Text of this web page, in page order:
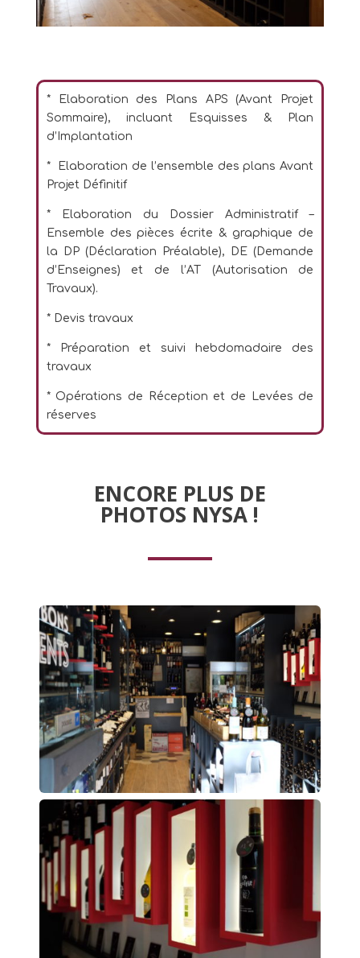
* Elaboration des Plans APS (Avant Projet
Sommaire), incluant Esquisses & Plan
d’Implantation
* Elaboration de l’ensemble des plans Avant
Projet Définitif
* Elaboration du Dossier Administratif –
Ensemble des pièces écrite & graphique de
la DP (Déclaration Préalable), DE (Demande
d’Enseignes) et de l’AT (Autorisation de
Travaux).
* Devis travaux
* Préparation et suivi hebdomadaire des
travaux
* Opérations de Réception et de Levées de
réserves
ENCORE PLUS DE
PHOTOS NYSA !